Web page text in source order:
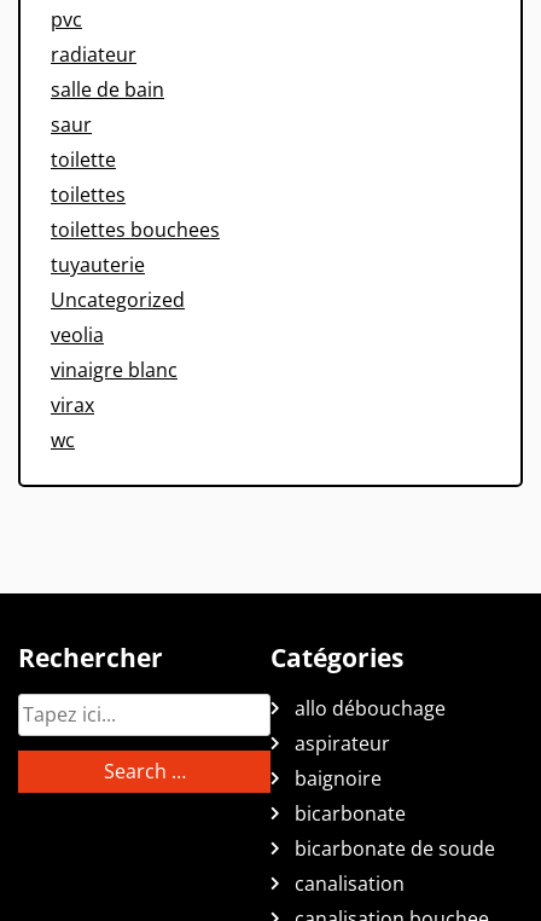
pvc
radiateur
salle de bain
saur
toilette
toilettes
toilettes bouchees
tuyauterie
Uncategorized
veolia
vinaigre blanc
virax
wc
Rechercher Catégories
allo débouchage
aspirateur
baignoire
bicarbonate
bicarbonate de soude
canalisation